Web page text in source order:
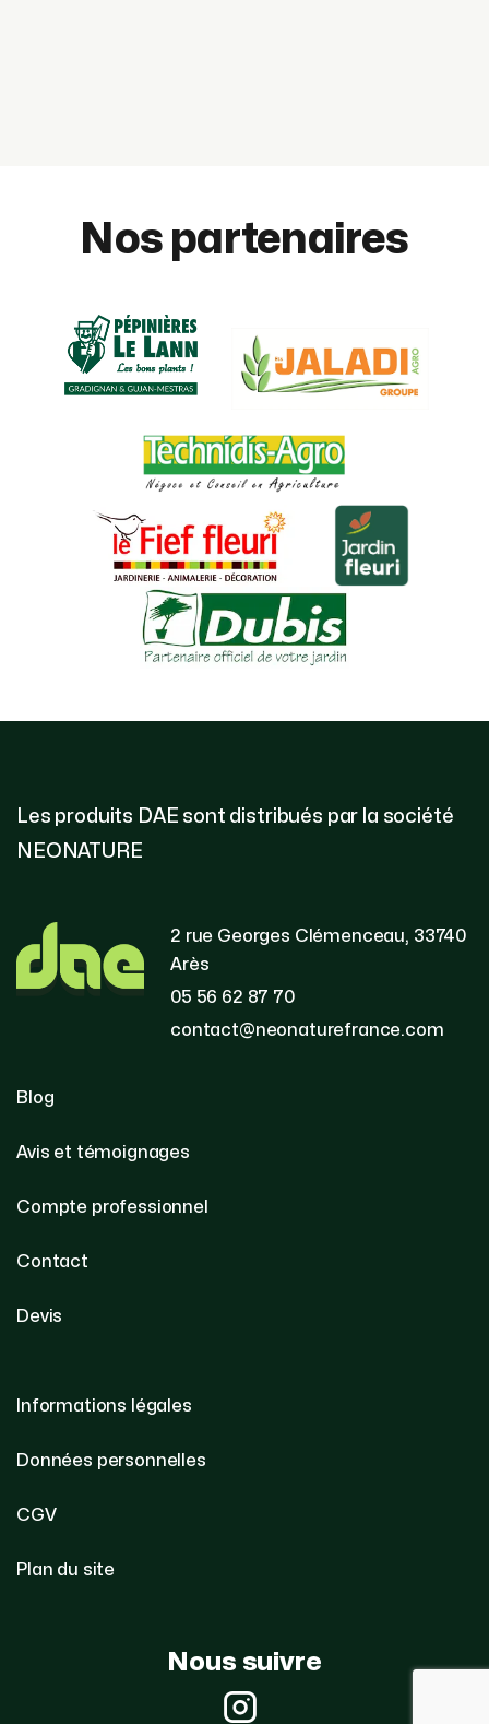
Nos partenaires
Les produits DAE sont distribués par la société
NEONATURE
2 rue Georges Clémenceau, 33740
Arès
05 56 62 87 70
contact@neonaturefrance.com
Blog
Avis et témoignages
Compte professionnel
Contact
Devis
Informations légales
Données personnelles
CGV
Plan du site
Nous suivre
Instagram